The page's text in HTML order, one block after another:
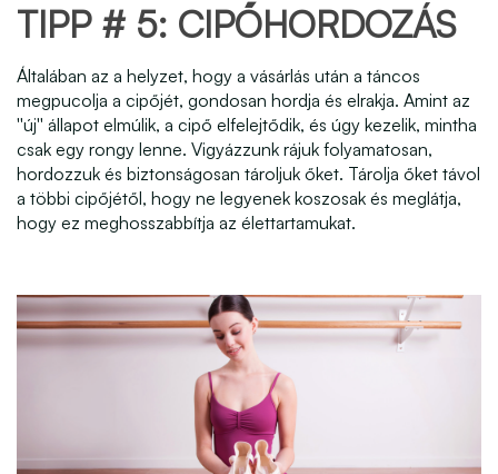
TIPP # 5: CIPŐHORDOZÁS
Általában az a helyzet, hogy a vásárlás után a táncos
megpucolja a cipőjét, gondosan hordja és elrakja. Amint az
''új'' állapot elmúlik, a cipő elfelejtődik, és úgy kezelik, mintha
csak egy rongy lenne. Vigyázzunk rájuk folyamatosan,
hordozzuk és biztonságosan tároljuk őket. Tárolja őket távol
a többi cipőjétől, hogy ne legyenek koszosak és meglátja,
hogy ez meghosszabbítja az élettartamukat.